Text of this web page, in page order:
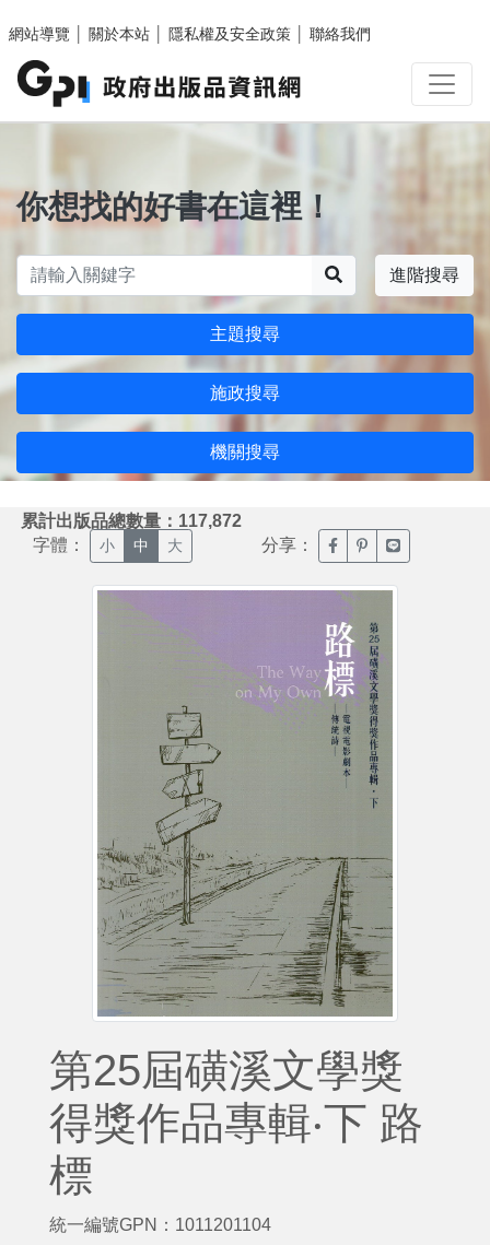
網站導覽
關於本站 隱私權及安全政策 聯絡我們
你想找的好書在這裡！
進階搜尋
主題搜尋
施政搜尋
機關搜尋
累計出版品總數量：117,872
字體： 小 中 大 分享： 臉書分享(另開新視窗)
噗浪分享(另開新
Line分享(另
第25屆磺溪文學獎
得獎作品專輯‧下 路
標
統一編號GPN：1011201104